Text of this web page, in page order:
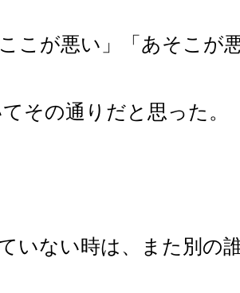
ここが悪い」「あそこが
その通りだと思った。
いない時は、また別の